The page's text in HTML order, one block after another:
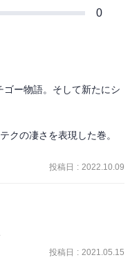
0
ー物語。そして新たにシ
クの凄さを表現した巻。
投稿日 : 2022.10.09
じゃない
投稿日 : 2021.05.15